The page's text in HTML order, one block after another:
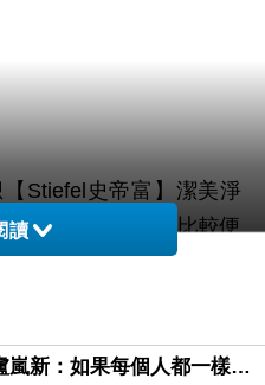
Stiefel史帝富】潔美淨
網路上買應該會比較便
慢挑選，不用等店家開
麼方便當然選擇在
讀
當代藝術家盧嵐新：如果每個人都一樣，這世界該有多無聊？